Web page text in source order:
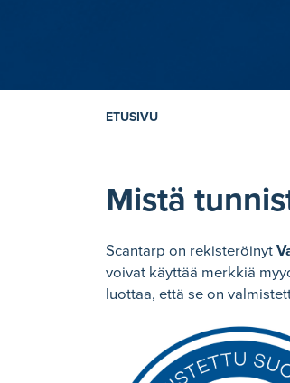
ETUSIVU
Mistä
Scantarp on rekisteröinyt
voivat käyttää merkkiä
luottaa, että se on